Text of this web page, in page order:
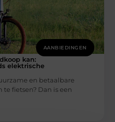
AANBIEDINGEN
kan:
elektrische
en betaalbare
fietsen? Dan is een